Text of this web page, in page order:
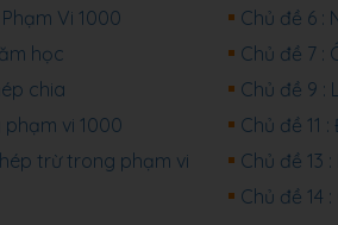
Vi 1000
Chủ đề 6 :
học
Chủ đề 7 :
chia
Chủ đề 9 :
vi 1000
Chủ đề 11
trừ trong phạm vi
Chủ đề 13
Chủ đề 14